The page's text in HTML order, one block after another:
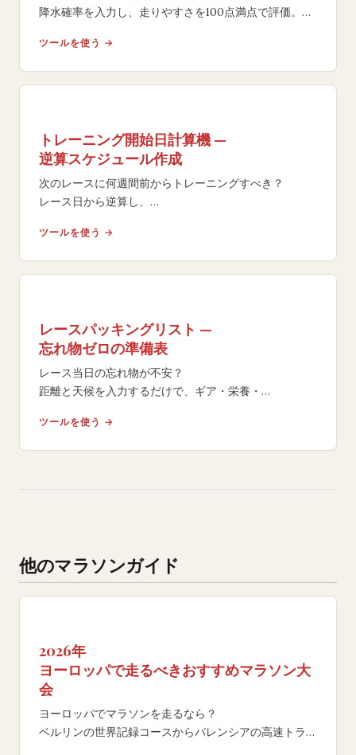
降水確率を入力し、走りやすさを100点満点で評価。
ます。
ツールを使う →
トレーニング開始日計算機 —
逆算スケジュール作成
次のレースに何週間前からトレーニングすべき？
レース日から逆算し、
適な開始日を算出します。
ツールを使う →
レースパッキングリスト —
忘れ物ゼロの準備表
レース当日の忘れ物が不安？
距離と天候を入力するだけで、ギア・栄養・
チェックリストを生成。
ツールを使う →
他のマラソンガイド
2026年
ヨーロッパで走るべきおすすめマラソン大
会
ヨーロッパでマラソンを走るなら？
ベルリンの世界記録コースからバレンシアの高速トラッ